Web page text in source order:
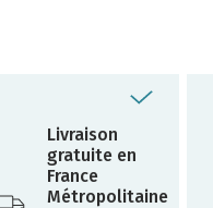
Livraison
gratuite en
France
Métropolitaine